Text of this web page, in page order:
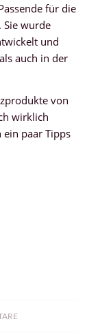
für die
Sie wurde
und
auch in der
von
wirklich
paar Tipps